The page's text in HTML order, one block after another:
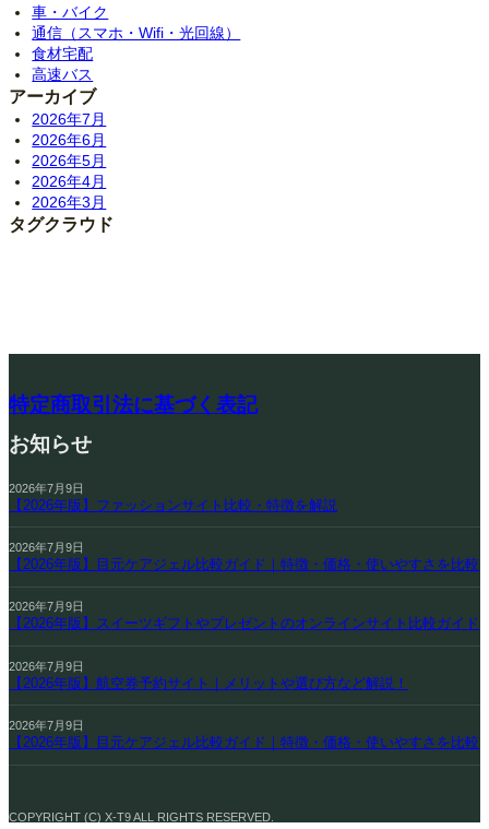
車・バイク
通信（スマホ・Wifi・光回線）
食材宅配
高速バス
アーカイブ
2026年7月
2026年6月
2026年5月
2026年4月
2026年3月
タグクラウド
特定商取引法に基づく表記
お知らせ
2026年7月9日
【2026年版】ファッションサイト比較・特徴を解説
2026年7月9日
【2026年版】目元ケアジェル比較ガイド｜特徴・価格・使いやすさを比較
2026年7月9日
【2026年版】スイーツギフトやプレゼントのオンラインサイト比較ガイド
2026年7月9日
【2026年版】航空券予約サイト｜メリットや選び方など解説！
2026年7月9日
【2026年版】目元ケアジェル比較ガイド｜特徴・価格・使いやすさを比較
COPYRIGHT (C) X-T9 ALL RIGHTS RESERVED.